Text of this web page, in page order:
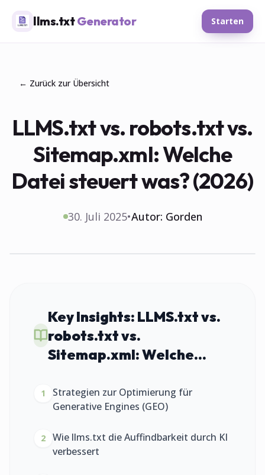
llms.txtGenerator Starten
← Zurück zur Übersicht
LLMS.txt vs. robots.txt vs.
Sitemap.xml: Welche
Datei steuert was? (2026)
30. Juli 2025•Autor: Gorden
Key Insights: LLMS.txt vs.
robots.txt vs.
Sitemap.xml: Welche...
1
Strategien zur Optimierung für
Generative Engines (GEO)
2
Wie llms.txt die Auffindbarkeit durch KI
verbessert